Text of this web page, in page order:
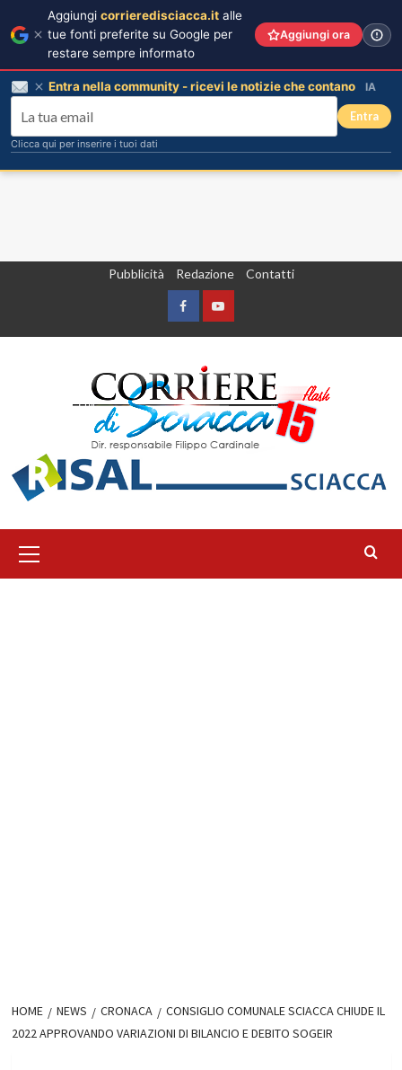
Pubblicità Redazione Contatti
FacebookYountube
principale
HOME NEWS CRONACA
CONSIGLIO COMUNALE SCIACCA CHIUDE IL
2022 APPROVANDO VARIAZIONI DI BILANCIO E DEBITO SOGEIR
Aggiungi corrieredisciacca.it alle
tue fonti preferite su Google per
restare sempre informato
Aggiungi ora
Entra nella community - ricevi le notizie che contano IA
Entra
Clicca qui per inserire i tuoi dati